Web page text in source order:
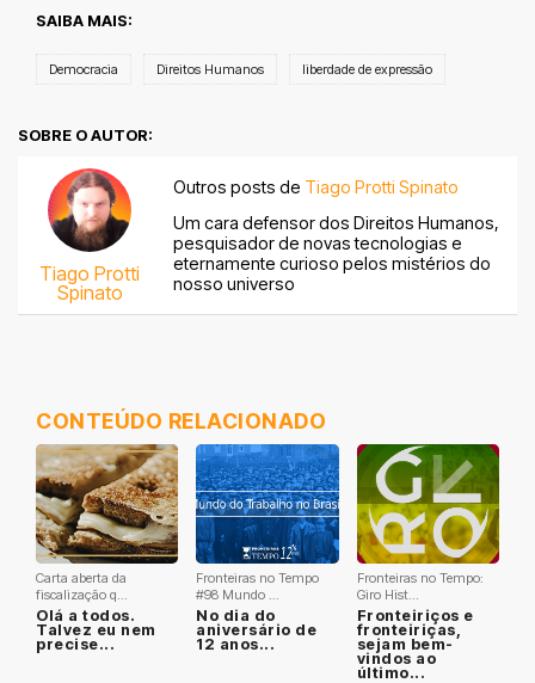
SAIBA MAIS:
Democracia Direitos Humanos liberdade de expressão
SOBRE O AUTOR:
Tiago Protti
Spinato
Outros posts de Tiago Protti Spinato
Um cara defensor dos Direitos Humanos,
pesquisador de novas tecnologias e
eternamente curioso pelos mistérios do
nosso universo
CONTEÚDO RELACIONADO
Carta aberta da
fiscalização q...
Olá a todos.
Talvez eu nem
precise...
Fronteiras no Tempo
#98 Mundo ...
No dia do
aniversário de
12 anos...
Fronteiras no Tempo:
Giro Hist...
Fronteiriços e
fronteiriças,
sejam bem-
vindos ao
último...